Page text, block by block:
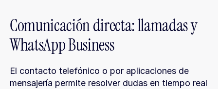
Comunicación directa: llamadas y
WhatsApp Business
El contacto telefónico o por aplicaciones de
mensajería permite resolver dudas en tiempo real